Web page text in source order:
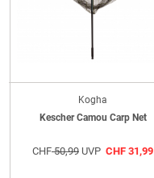
Kogha
Kescher Camou Carp Net
CHF50,99 UVP CHF 31,99